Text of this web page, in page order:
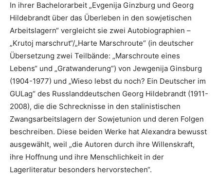
In ihrer Bachelorarbeit „Evgenija Ginzburg und Georg
Hildebrandt über das Überleben in den sowjetischen
Arbeitslagern“ vergleicht sie zwei Autobiographien –
„Krutoj marschrut“/„Harte Marschroute“ (in deutscher
Übersetzung zwei Teilbände: „Marschroute eines
Lebens“ und „Gratwanderung“) von Jewgenija Ginsburg
(1904-1977) und „Wieso lebst du noch? Ein Deutscher im
GULag“ des Russlanddeutschen Georg Hildebrandt (1911-
2008), die die Schrecknisse in den stalinistischen
Zwangsarbeitslagern der Sowjetunion und deren Folgen
beschreiben. Diese beiden Werke hat Alexandra bewusst
ausgewählt, weil „die Autoren durch ihre Willenskraft,
ihre Hoffnung und ihre Menschlichkeit in der
Lagerliteratur besonders hervorstechen“.